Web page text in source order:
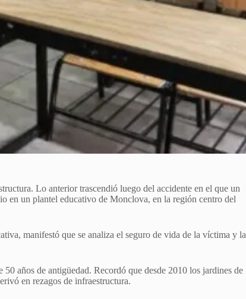
Lo anterior trascendió luego del accidente en el que un
en un plantel educativo de Monclova, en la región centro del
manifestó que se analiza el seguro de vida de la víctima y la
años de antigüedad. Recordó que desde 2010 los jardines de
en rezagos de infraestructura.